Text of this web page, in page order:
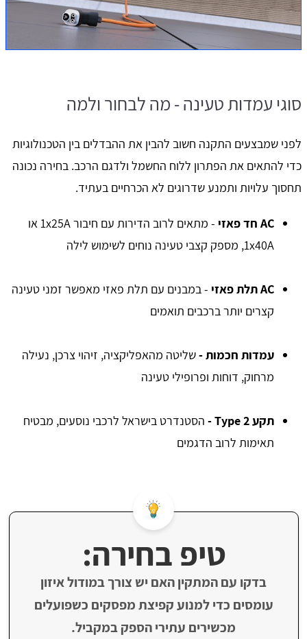
סוגי עמדות טעינה - מה לבחור ולמה
לפני שמבצעים התקנה חשוב להבין את ההבדלים בין הטכנולוגיות
כדי להתאים את הפתרון ללוח החשמל ולדגם הרכב. בחירה נכונה
תחסוך עלויות ותמנע שדרוגים לא הכרחיים בעתיד.
AC חד פאזי
- מתאים לרוב הדירות עם חיבור 1x25A או
1x40A, מספק קצבי טעינה נוחים לשימוש לילה
AC תלת פאזי
- במבנים עם תלת פאזי מאפשר זמני טעינה
קצרים יותר ברכבים תואמים
עמדות חכמות -שליטה מהאפליקציה, זיהוי צרכן, נעילה
מרחוק, דוחות ופרופילי טעינה
תקע Type 2 -
הסטנדרט בישראל לרכבי נוסעים, מבטיח
תאימות לרוב הדגמים
טיפ בחירה:
בדקו עם המתקין האם יש צורך במודול איזון
עומסים כדי למנוע קפיצת מפסקים כשפועלים
מכשירים עתירי הספק במקביל.